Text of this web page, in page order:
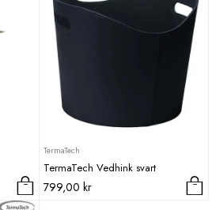
TermaTech
TermaTech Vedhink svart
799,00 kr